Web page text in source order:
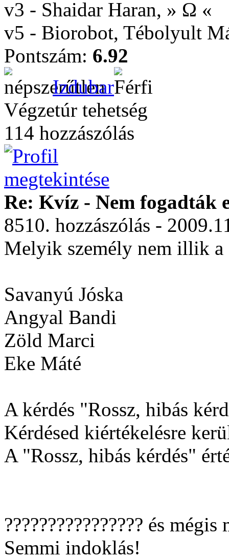
v3 - Shaidar Haran, » Ω «
v5 - Biorobot, Tébolyult
Pontszám: 6.92
Izdubar
Végzetúr tehetség
114 hozzászólás
Re: Kvíz - Nem fogadták
8510. hozzászólás -
Melyik személy nem illik a
Savanyú Jóska
Angyal Bandi
Zöld Marci
Eke Máté
A kérdés "Rossz, hibás
Kérdésed kiértékelésre
A "Rossz, hibás kérdés"
???????????????? és
Semmi indoklás!